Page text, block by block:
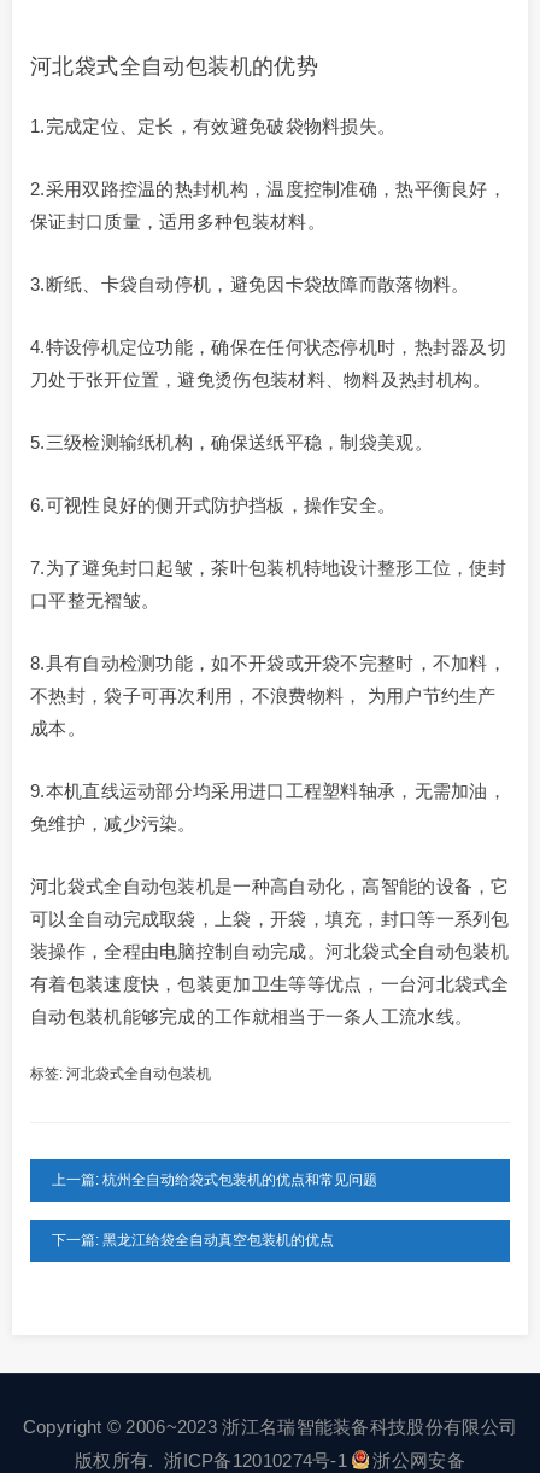
河北袋式全自动包装机的优势
1.完成定位、定长，有效避免破袋物料损失。
2.采用双路控温的热封机构，温度控制准确，热平衡良好，
保证封口质量，适用多种包装材料。
3.断纸、卡袋自动停机，避免因卡袋故障而散落物料。
4.特设停机定位功能，确保在任何状态停机时，热封器及切
刀处于张开位置，避免烫伤包装材料、物料及热封机构。
5.三级检测输纸机构，确保送纸平稳，制袋美观。
6.可视性良好的侧开式防护挡板，操作安全。
7.为了避免封口起皱，茶叶包装机特地设计整形工位，使封
口平整无褶皱。
8.具有自动检测功能，如不开袋或开袋不完整时，不加料，
不热封，袋子可再次利用，不浪费物料， 为用户节约生产
成本。
9.本机直线运动部分均采用进口工程塑料轴承，无需加油，
免维护，减少污染。
河北袋式全自动包装机是一种高自动化，高智能的设备，它
可以全自动完成取袋，上袋，开袋，填充，封口等一系列包
装操作，全程由电脑控制自动完成。河北袋式全自动包装机
有着包装速度快，包装更加卫生等等优点，一台河北袋式全
自动包装机能够完成的工作就相当于一条人工流水线。
标签: 河北袋式全自动包装机
上一篇: 杭州全自动给袋式包装机的优点和常见问题
下一篇: 黑龙江给袋全自动真空包装机的优点
Copyright © 2006~2023 浙江名瑞智能装备科技股份有限公司
版权所有.浙ICP备12010274号-1 浙公网安备